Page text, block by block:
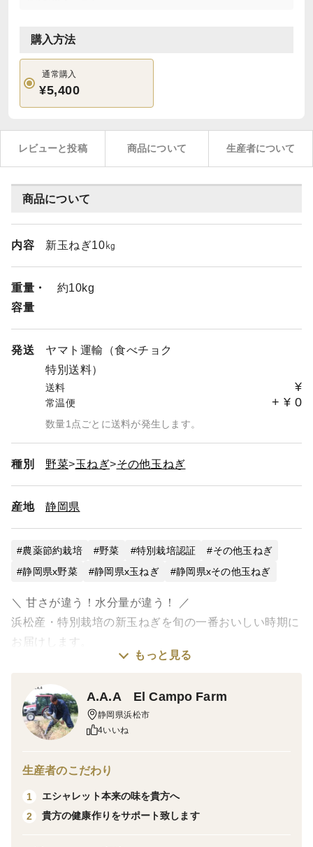
購入方法
通常購入
¥5,400
レビューと投稿 商品について 生産者について
商品について
内容 新玉ねぎ10㎏
重量・
容量
約10kg
発送
ヤマト運輸（食べチョク
特別送料）
送料 ¥
常温便 + ¥ 0
数量1点ごとに送料が発生します。
種別 野菜 玉ねぎ その他玉ねぎ
産地 静岡県
農薬節約栽培 野菜 特別栽培認証
その他玉ねぎ
静岡県x野菜
静岡県x玉ねぎ 静岡県xその他玉ねぎ
＼ 甘さが違う！水分量が違う！ ／
浜松産・特別栽培の新玉ねぎを旬の一番おいしい時期に
お届けします。
✔ みずみずしくジューシー
✔ 辛みが少なく甘みたっぷり
✔ 生でも食べやすい
水分をたっぷり含んでいるため、
スライスするとシャキッと、加熱するとトロッとした食
感に。
もっと見る
A.A.A El Campo Farm
静岡県浜松市
4いいね
生産者のこだわり
1
エシャレット本来の味を貴方へ
2
貴方の健康作りをサポート致します